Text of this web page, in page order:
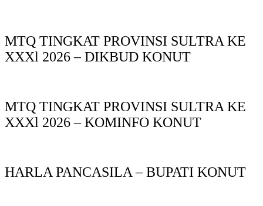
MTQ TINGKAT PROVINSI SULTRA KE
XXXl 2026 – DIKBUD KONUT
MTQ TINGKAT PROVINSI SULTRA KE
XXXl 2026 – KOMINFO KONUT
HARLA PANCASILA – BUPATI KONUT